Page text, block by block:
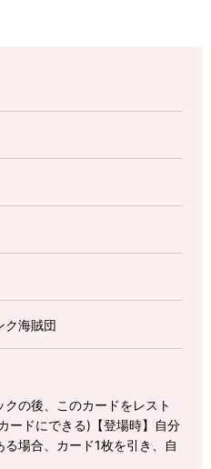
ク海賊団
の後、このカードをレスト
ードにできる)【登場時】自分
場合、カード1枚を引き、自